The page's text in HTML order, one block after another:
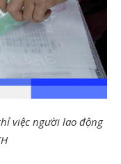
việc người lao động